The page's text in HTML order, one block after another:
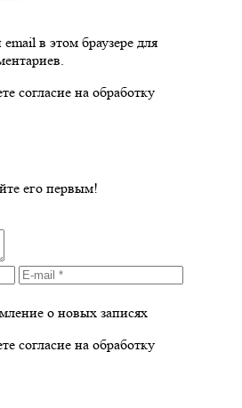
в этом браузере для
согласие на обработку
его первым!
о новых записях
согласие на обработку